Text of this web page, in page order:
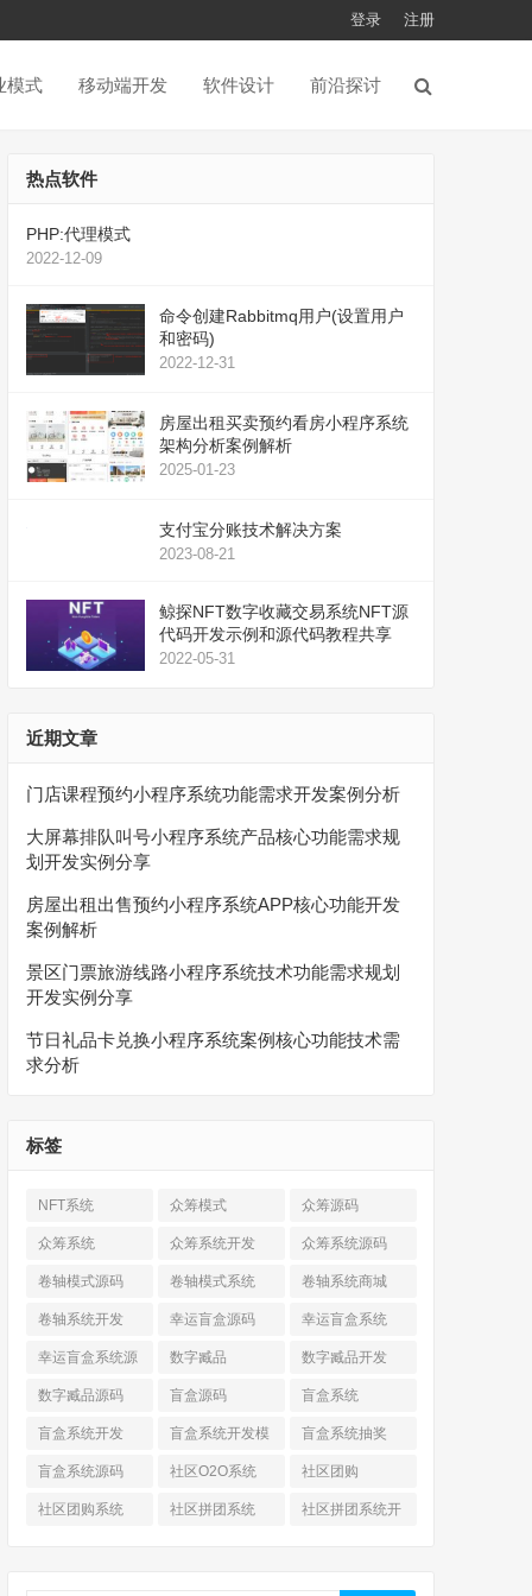
登录 注册
模式 移动端开发 软件设计 前沿探讨
热点软件
PHP:代理模式
2022-12-09
命令创建Rabbitmq用户(设置用户
和密码)
2022-12-31
房屋出租买卖预约看房小程序系统
架构分析案例解析
2025-01-23
支付宝分账技术解决方案
2023-08-21
鲸探NFT数字收藏交易系统NFT源
代码开发示例和源代码教程共享
2022-05-31
近期文章
门店课程预约小程序系统功能需求开发案例分析
大屏幕排队叫号小程序系统产品核心功能需求规
划开发实例分享
房屋出租出售预约小程序系统APP核心功能开发
案例解析
景区门票旅游线路小程序系统技术功能需求规划
开发实例分享
节日礼品卡兑换小程序系统案例核心功能技术需
求分析
标签
NFT系统 众筹模式 众筹源码
众筹系统 众筹系统开发 众筹系统源码
卷轴模式源码 卷轴模式系统 卷轴系统商城
卷轴系统开发 幸运盲盒源码 幸运盲盒系统
幸运盲盒系统源
码
数字臧品 数字臧品开发
数字臧品源码 盲盒源码 盲盒系统
盲盒系统开发
盲盒系统开发模
式
盲盒系统抽奖
盲盒系统源码 社区O2O系统 社区团购
社区团购系统 社区拼团系统
社区拼团系统开